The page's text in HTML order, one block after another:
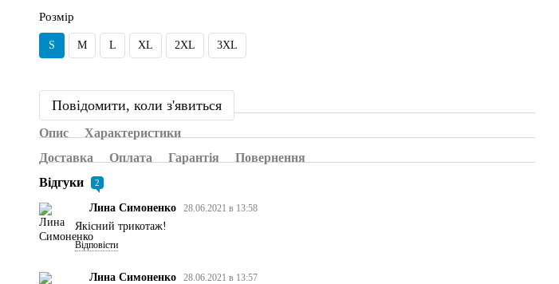
Розмір
S M L XL 2XL 3XL
Повідомити, коли з'явиться
Опис
Характеристики
Доставка
Оплата Гарантія
Повернення
Відгуки
2
Лина Симоненко 28.06.2021 в 13:58
Якісний трикотаж!
Відповісти
Лина Симоненко 28.06.2021 в 13:57